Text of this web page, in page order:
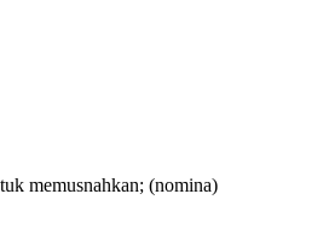
memusnahkan; (nomina)